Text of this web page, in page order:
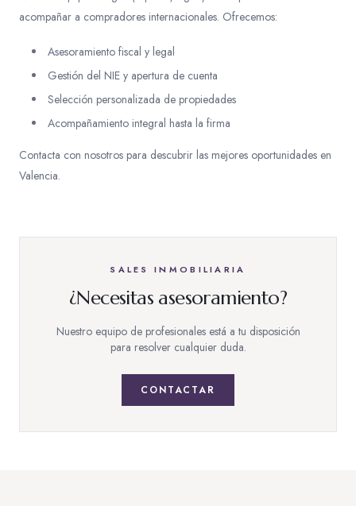
acompañar a compradores internacionales. Ofrecemos:
Asesoramiento fiscal y legal
Gestión del NIE y apertura de cuenta
Selección personalizada de propiedades
Acompañamiento integral hasta la firma
Contacta con nosotros para descubrir las mejores oportunidades en
Valencia.
SALES INMOBILIARIA
¿Necesitas asesoramiento?
Nuestro equipo de profesionales está a tu disposición
para resolver cualquier duda.
CONTACTAR